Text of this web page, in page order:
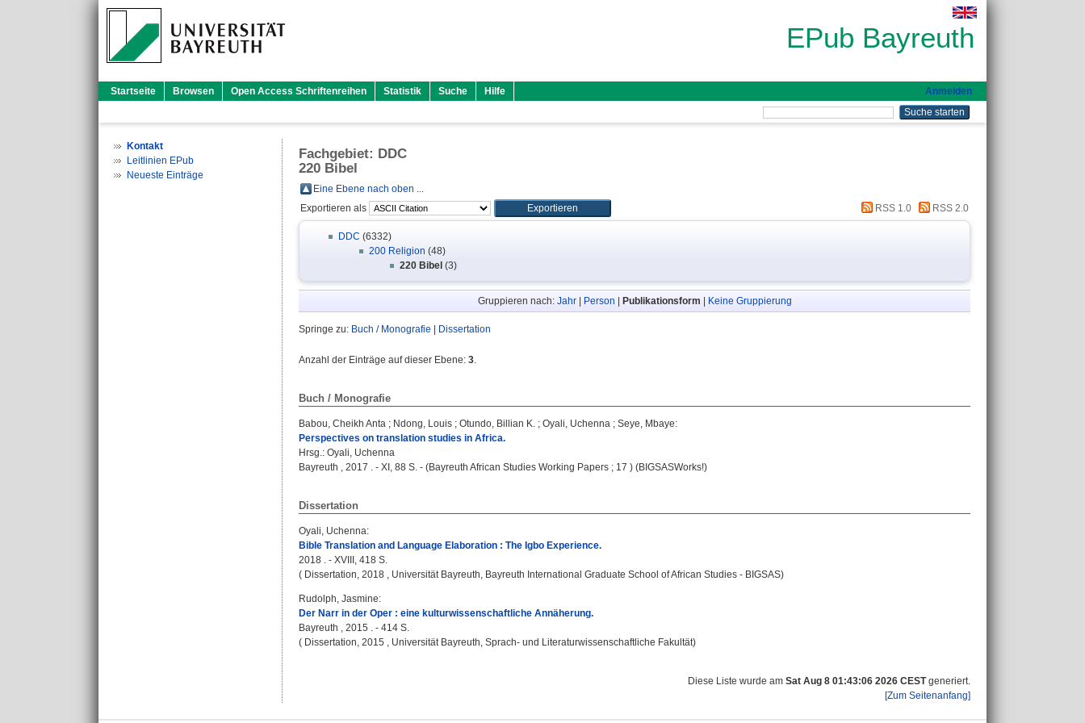
EPub Bayreuth
Startseite Browsen Open Access Schriftenreihen Statistik Suche Hilfe Anmelden
Kontakt
Leitlinien EPub
Neueste Einträge
Fachgebiet: DDC
220 Bibel
Eine Ebene nach oben ...
Exportieren als
RSS 1.0 RSS 2.0
DDC (6332)
200 Religion (48)
220 Bibel (3)
Gruppieren nach: Jahr| Person Publikationsform Keine Gruppierung
Springe zu: Buch / Monografie Dissertation
Anzahl der Einträge auf dieser Ebene: 3.
Buch / Monografie
Babou, Cheikh Anta ; Ndong, Louis ; Otundo, Billian K. ; Oyali, Uchenna ; Seye, Mbaye:
Perspectives on translation studies in Africa.
Hrsg.: Oyali, Uchenna
Bayreuth , 2017 . - XI, 88 S. - (Bayreuth African Studies Working Papers ; 17 ) (BIGSASWorks!)
Dissertation
Oyali, Uchenna:
Bible Translation and Language Elaboration : The Igbo Experience.
2018 . - XVIII, 418 S.
( Dissertation, 2018 , Universität Bayreuth, Bayreuth International Graduate School of African Studies - BIGSAS)
Rudolph, Jasmine:
Der Narr in der Oper : eine kulturwissenschaftliche Annäherung.
Bayreuth , 2015 . - 414 S.
( Dissertation, 2015 , Universität Bayreuth, Sprach- und Literaturwissenschaftliche Fakultät)
Diese Liste wurde am Sat Aug 8 01:43:06 2026 CESTgeneriert.
[Zum Seitenanfang]